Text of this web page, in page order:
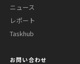
ニュース
レポート
Taskhub
お問い合わせ